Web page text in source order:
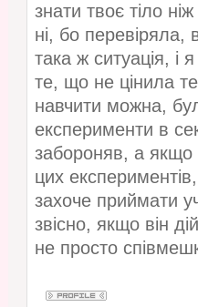
знати твоє тіло
ні, бо
така ж ситуація, і
те, що не цінила
навчити можна,
експерименти в
забороняв, а якщо
цих
захоче приймати
звісно, якщо він
не просто